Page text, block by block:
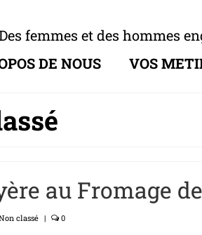
femmes et des hommes
DE NOUS
VOS
au Fromage
classé | 0